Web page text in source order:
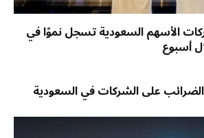
الأسهم السعودية تسجل نموًا في
أسبوع
على الشركات في السعودية